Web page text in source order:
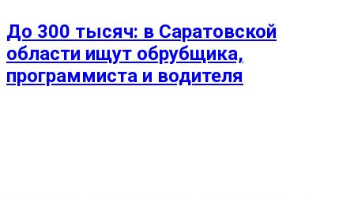
До 300 тысяч: в Саратовской
области ищут обрубщика,
программиста и водителя